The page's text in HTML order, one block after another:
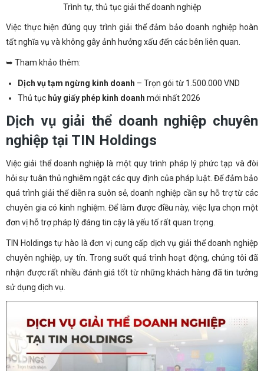
Trình tự, thủ tục giải thể doanh nghiệp
Việc thực hiện đúng quy trình giải thể đảm bảo doanh nghiệp hoàn
tất nghĩa vụ và không gây ảnh hưởng xấu đến các bên liên quan.
➥ Tham khảo thêm:
Dịch vụ tạm ngừng kinh doanh – Trọn gói từ 1.500.000 VND
Thủ tục hủy giấy phép kinh doanh mới nhất 2026
Dịch vụ giải thể doanh nghiệp chuyên
nghiệp tại TIN Holdings
Việc giải thể doanh nghiệp là một quy trình pháp lý phức tạp và đòi
hỏi sự tuân thủ nghiêm ngặt các quy định của pháp luật. Để đảm bảo
quá trình giải thể diễn ra suôn sẻ, doanh nghiệp cần sự hỗ trợ từ các
chuyên gia có kinh nghiệm. Để làm được điều này, việc lựa chọn một
đơn vị hỗ trợ pháp lý đáng tin cậy là yếu tố rất quan trọng.
TIN Holdings tự hào là đơn vị cung cấp dịch vụ giải thể doanh nghiệp
chuyên nghiệp, uy tín. Trong suốt quá trình hoạt động, chúng tôi đã
nhận được rất nhiều đánh giá tốt từ những khách hàng đã tin tưởng
sử dụng dịch vụ.